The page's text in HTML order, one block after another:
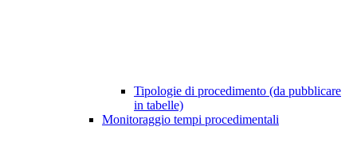
Tipologie di procedimento (da pubblicare
in tabelle)
Monitoraggio tempi procedimentali